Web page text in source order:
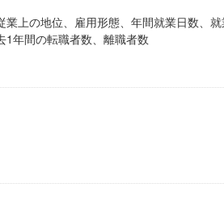
上の地位、雇用形態、年間就業日数、就
年間の転職者数、離職者数